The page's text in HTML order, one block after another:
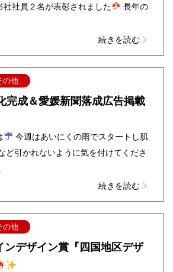
社社員２名が表彰されました
長年の
続きを読む
の他
完成＆愛媛新聞落成広告掲載
今週はあいにくの雨でスタートし肌
ど引かれないように気を付けてくださ
続きを読む
の他
ンデザイン賞『四国地区デザ